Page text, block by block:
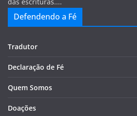
Defendendo a Fé
Tradutor
Declaração de Fé
Quem Somos
Doações